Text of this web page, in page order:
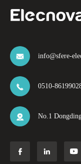
 info@sfere-
 0510-
 No.1
  